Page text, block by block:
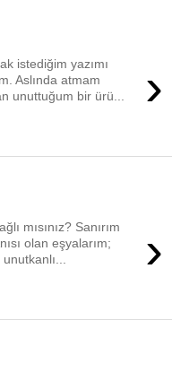
›
istediğim yazımı
Aslında atmam
unuttuğum bir ürü...
›
mısınız? Sanırım
olan eşyalarım;